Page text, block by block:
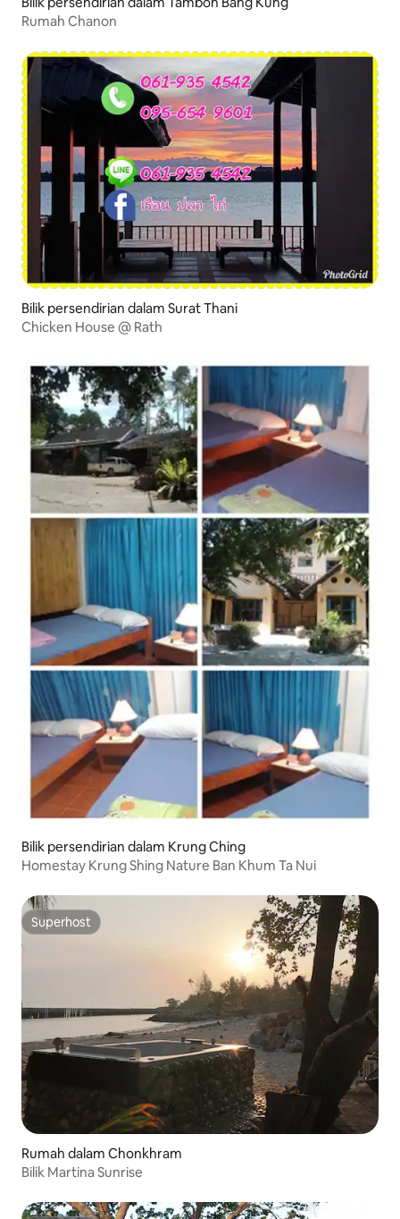
Rumah Chanon
Bilik persendirian dalam Surat Thani
Chicken House @ Rath
Bilik persendirian dalam Krung Ching
Homestay Krung Shing Nature Ban Khum Ta Nui
Superhost
Superhost
Rumah dalam Chonkhram
Bilik Martina Sunrise